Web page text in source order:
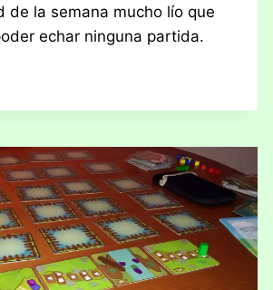
de la semana mucho lío que
echar ninguna partida.